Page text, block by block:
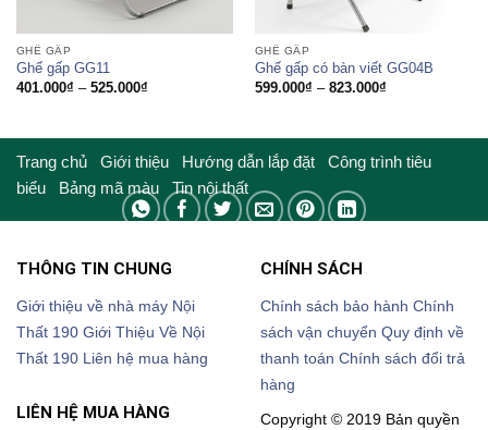
GHẾ GẤP
Ghế gấp GG11
401.000₫ – 525.000₫Khoảng
đến
GHẾ GẤP
Ghế gấp có bàn viết GG04B
599.000₫ – 823.000₫Khoảng
đến
Trang chủ Giới thiệu Hướng dẫn lắp đặt Công trình tiêu
biểu
Bảng mã màu Tin nội thất
THÔNG TIN CHUNG
Giới thiệu về nhà máy Nội
Thất 190 Giới Thiệu Về Nội
Thất 190
Liên hệ mua hàng
CHÍNH SÁCH
Chính sách bảo hành Chính
sách vận chuyển Quy định về
thanh toán Chính sách đổi trả
hàng
LIÊN HỆ MUA HÀNG
Copyright © 2019 Bản quyền